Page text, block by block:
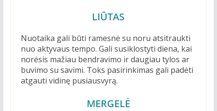
LIŪTAS
Nuotaika gali būti ramesnė su noru atsitraukti
nuo aktyvaus tempo. Gali susiklostyti diena, kai
norėsis mažiau bendravimo ir daugiau tylos ar
buvimo su savimi. Toks pasirinkimas gali padėti
atgauti vidinę pusiausvyrą.
MERGELĖ